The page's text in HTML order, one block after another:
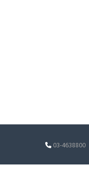
03-4638800